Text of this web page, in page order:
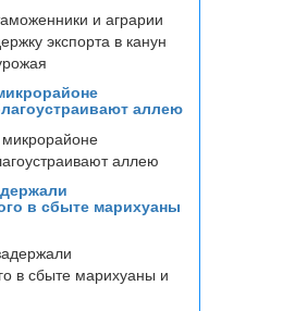
аллею
в сбыте марихуаны